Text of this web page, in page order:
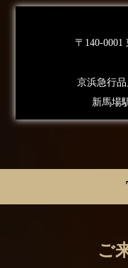
〒140-
京浜急行
新馬場
ご